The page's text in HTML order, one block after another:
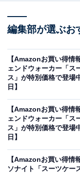
レジェンドウォ
LEGEND
70cm 1510-70-
編集部が選ぶお
【Amazonお買い得情
ェンドウォーカー「ス
ス」が特別価格で登場
日】
【Amazonお買い得情
ェンドウォーカー「ス
ス」が特別価格で登場
日】
【Amazonお買い得情
ソナイト「スーツケー